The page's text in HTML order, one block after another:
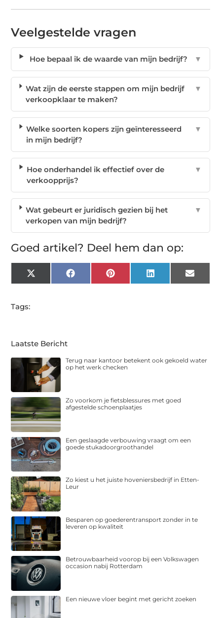
Veelgestelde vragen
Hoe bepaal ik de waarde van mijn bedrijf? ▼
Wat zijn de eerste stappen om mijn bedrijf
verkoopklaar te maken?
▼
Welke soorten kopers zijn geïnteresseerd
in mijn bedrijf?
▼
Hoe onderhandel ik effectief over de
verkoopprijs?
▼
Wat gebeurt er juridisch gezien bij het
verkopen van mijn bedrijf?
▼
Goed artikel? Deel hem dan op:
X
(Twitter)
FacebookPinterest LinkedIn Email
Tags:
Laatste Bericht
Terug naar kantoor betekent ook gekoeld water
op het werk checken
Zo voorkom je fietsblessures met goed
afgestelde schoenplaatjes
Een geslaagde verbouwing vraagt om een
goede stukadoorgroothandel
Zo kiest u het juiste hoveniersbedrijf in Etten-
Leur
Besparen op goederentransport zonder in te
leveren op kwaliteit
Betrouwbaarheid voorop bij een Volkswagen
occasion nabij Rotterdam
Een nieuwe vloer begint met gericht zoeken